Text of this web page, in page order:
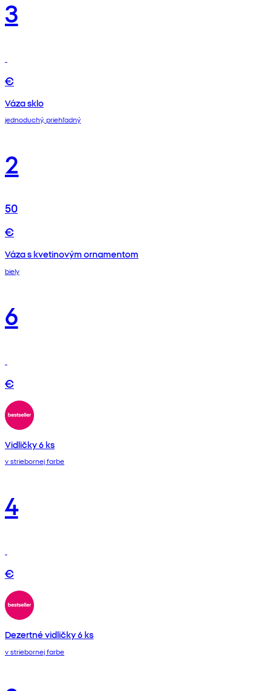
3
€
Váza sklo
jednoduchý, priehľadný
2
50
€
Váza s kvetinovým ornamentom
biely
6
€
Vidličky 6 ks
v striebornej farbe
4
€
Dezertné vidličky 6 ks
v striebornej farbe